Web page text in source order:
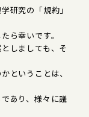
研究の「規約」
ら幸いです。
しましても、そ
ということは、
あり、様々に議